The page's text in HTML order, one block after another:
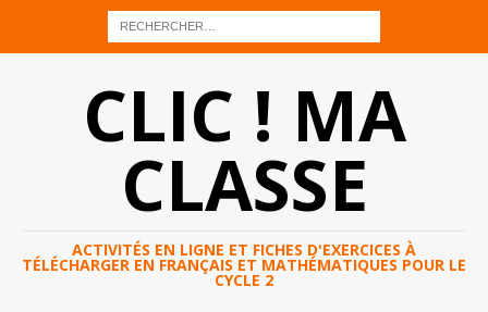
CLIC ! MA
CLASSE
ACTIVITÉS EN LIGNE ET FICHES D'EXERCICES À
TÉLÉCHARGER EN FRANÇAIS ET MATHÉMATIQUES POUR LE
CYCLE 2